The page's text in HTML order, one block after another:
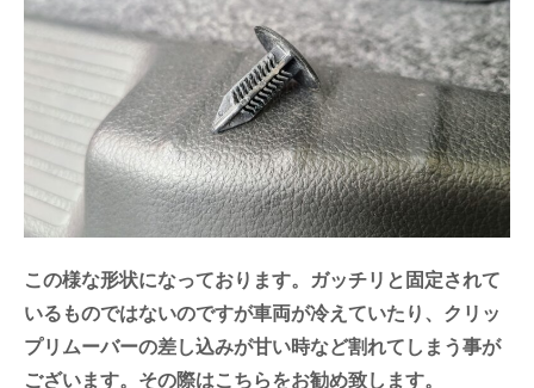
この様な形状になっております。ガッチリと固定されて
いるものではないのですが車両が冷えていたり、クリッ
プリムーバーの差し込みが甘い時など割れてしまう事が
ございます。その際はこちらをお勧め致します。